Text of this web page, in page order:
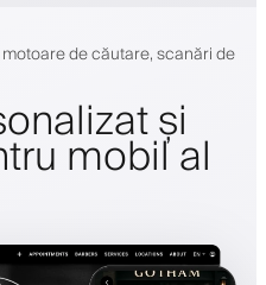
de căutare, scanări de
și
mobil al